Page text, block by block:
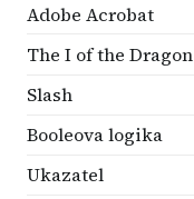
Adobe Acrobat
The I of the Dragon
Slash
Booleova logika
Ukazatel